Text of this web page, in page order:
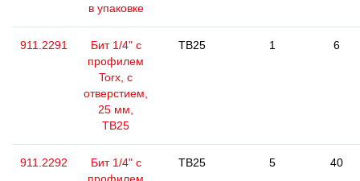
в упаковке
911.2291
Бит 1/4" с
профилем
Torx, с
отверстием,
25 мм,
ТВ25
TB25 1 6
911.2292
Бит 1/4" с
TB25 5 40